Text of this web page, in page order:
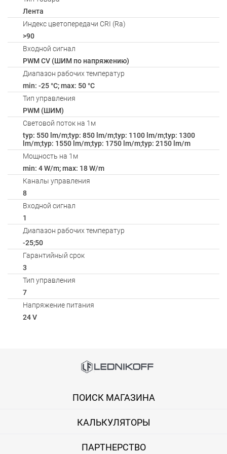
Лента
Индекс цветопередачи CRI (Ra)
>90
Входной сигнал
PWM СV (ШИМ по напряжению)
Диапазон рабочих температур
min: -25 °C; max: 50 °C
Тип управления
PWM (ШИМ)
Световой поток на 1м
typ: 550 lm/m;typ: 850 lm/m;typ: 1100 lm/m;typ: 1300
lm/m;typ: 1550 lm/m;typ: 1750 lm/m;typ: 2150 lm/m
Мощность на 1м
min: 4 W/m; max: 18 W/m
Каналы управления
8
Входной сигнал
1
Диапазон рабочих температур
-25;50
Гарантийный срок
3
Тип управления
7
Напряжение питания
24 V
Вы можете оплатить покупку на сайте банковской картой
Оплата при получении
Вы можете оплатить заказ непосредственно при получении
ПОИСК МАГАЗИНА
КАЛЬКУЛЯТОРЫ
ПАРТНЕРСТВО